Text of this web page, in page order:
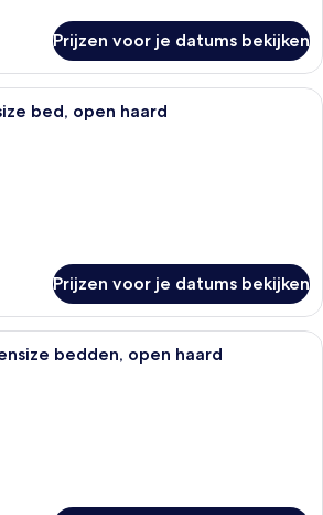
Prijzen voor je datums bekijken
Een hotelkamer met een groot bed,
bed, open haard
Prijzen voor je datums bekijken
Een hotelkamer met twee bedden,
bedden, open haard